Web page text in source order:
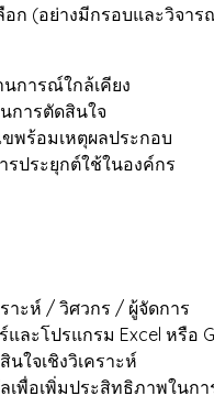
อก (อย่างมีกรอบและวิจา
การณ์ใกล้เคียง
การตัดสินใจ
พร้อมเหตุผลประกอบ
ประยุกต์ใช้ในองค์กร
าะห์ / วิศวกร / ผู้จัดการ
ละโปรแกรม Excel หรือ
ใจเชิงวิเคราะห์
เพื่อเพิ่มประสิทธิภาพในก